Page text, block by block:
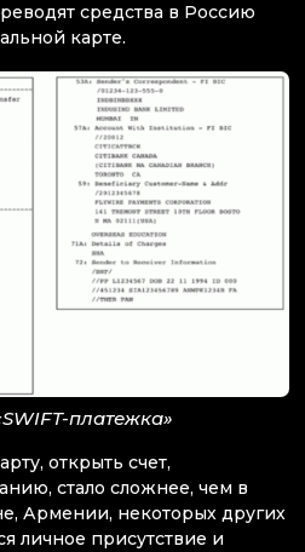
средства в Россию
карте.
платежка»
открыть счет,
стало сложнее, чем в
Армении, некоторых других
личное присутствие и